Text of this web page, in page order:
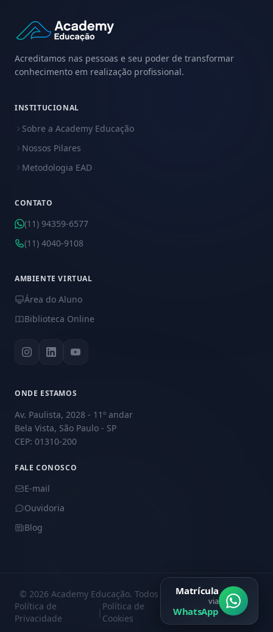
Acreditamos nas pessoas e seu poder de transformar
conhecimento em realização profissional.
INSTITUCIONAL
Sobre a Academy Educação
Nossos Pilares
Metodologia EAD
CONTATO
(11) 94359-6577
(11) 4040-9108
AMBIENTE VIRTUAL
Área do Aluno
Biblioteca Online
ONDE ESTAMOS
Av. Paulista, 2028 - 11º andar
Bela Vista, São Paulo - SP
CEP: 01310-200
FALE CONOSCO
E-mail
Ouvidoria
Blog
© 2026 Academy Educação. Todos os direitos reservados.
Política de
Privacidade
|
Política de
Cookies
|
Central de
Privacidade
Matrícula
via
WhatsApp